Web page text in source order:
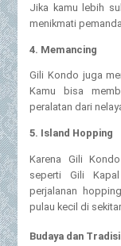
Jika kamu lebih
menikmati
4. Memancing
Gili Kondo juga
Kamu bisa
peralatan dari
5. Island Hopping
Karena Gili
seperti Gili
perjalanan
pulau kecil di
Budaya dan